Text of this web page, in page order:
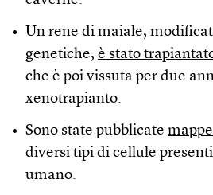
Un rene di maiale,
genetiche, è stato
che è poi vissuta per due
xenotrapianto.
Sono state pubblicate mappe
diversi tipi di cellule
umano.